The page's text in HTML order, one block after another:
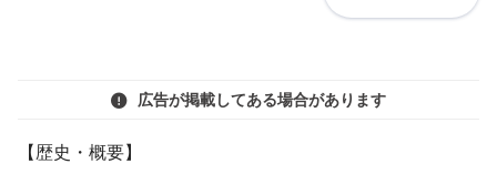
広告が掲載してある場合があります
【歴史・概要】